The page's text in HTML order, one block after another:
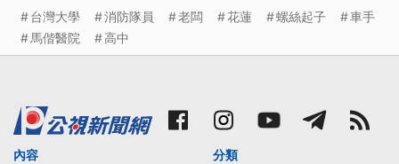
台灣大學 消防隊員 老闆 花蓮 螺絲起子
車手
馬偕醫院
高中
內容
分類